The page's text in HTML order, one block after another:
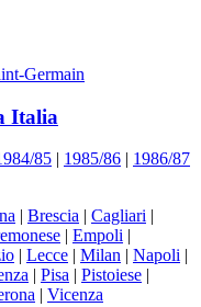
Germain
Italia
85 | 1985/86 | 1986/87
| Brescia | Cagliari |
| Empoli |
| Lecce | Milan | Napoli |
| Pisa | Pistoiese |
| Vicenza